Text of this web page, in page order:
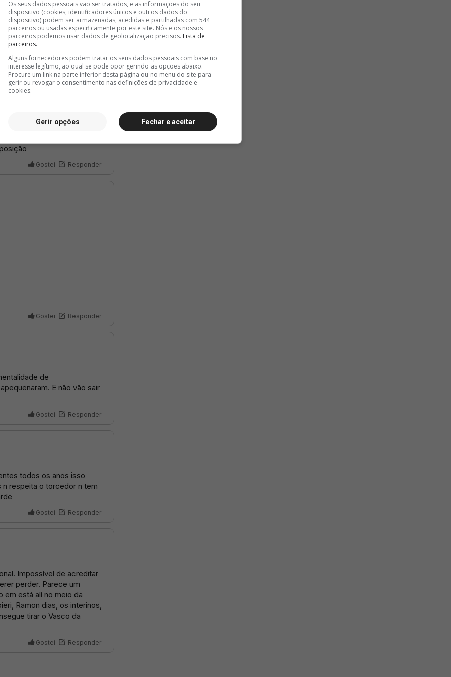
Os seus dados pessoais vão ser tratados, e as informações do seu
dispositivo (cookies, identificadores únicos e outros dados do
dispositivo) podem ser armazenadas, acedidas e partilhadas com 544
parceiros ou usadas especificamente por este site. Nós e os nossos
parceiros podemos usar dados de geolocalização precisos. Lista de
parceiros.
Alguns fornecedores podem tratar os seus dados pessoais com base no
interesse legítimo, ao qual se pode opor gerindo as opções abaixo.
Procure um link na parte inferior desta página ou no menu do site para
gerir ou revogar o consentimento nas definições de privacidade e
cookies.
Fechar e aceitar
Gerir opções